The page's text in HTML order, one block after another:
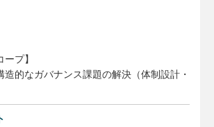
ープ】
的なガバナンス課題の解決（体制設計・
行に応じて確度が上がったガバナンス課題
格させ、解決に向けたプロジェクトの企